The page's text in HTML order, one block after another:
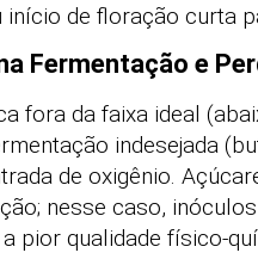
início de floração curta
Fermentação e
fora da faixa ideal
indesejada
de oxigênio.
nesse caso,
pior qualidade físico-